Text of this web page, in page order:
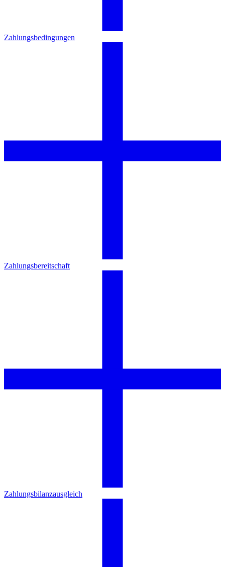
Zahlungsbedingungen
Zahlungsbereitschaft
Zahlungsbilanzausgleich